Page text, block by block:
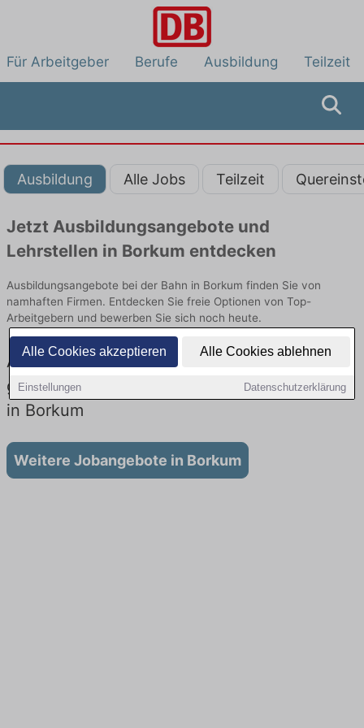
Alle Cookies akzeptieren Alle Cookies ablehnen
Einstellungen Datenschutzerklärung
Für Arbeitgeber Berufe Ausbildung Teilzeit
Ausbildung Alle Jobs Teilzeit
Jetzt Ausbildungsangebote und
Lehrstellen in Borkum entdecken
Ausbildungsangebote bei der Bahn in Borkum finden Sie von
namhaften Firmen. Entdecken Sie freie Optionen von Top-
Arbeitgebern und bewerben Sie sich noch heute.
Ausbildung in Borkum bei der Bahn: Aktuell
gibt es keine Stellenangebote für Ausbildung
in Borkum
Weitere Jobangebote in Borkum